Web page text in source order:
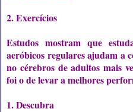
2. Exercícios
Estudos mostram que
aeróbicos regulares ajudam a
no cérebros de adultos mais
foi o de levar a melhores
1. Descubra